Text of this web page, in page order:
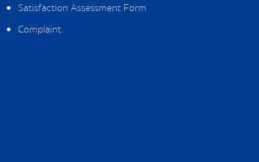
Satisfaction Assessment Form
Complaint